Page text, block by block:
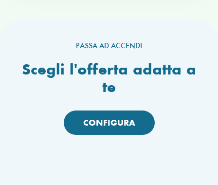
PASSA AD ACCENDI
Scegli l'offerta adatta a
te
CONFIGURA